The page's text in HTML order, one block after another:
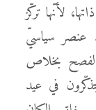
لأنّها تركّز
عنصر سياسيّ
بخلاص
في عيد